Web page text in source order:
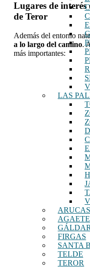
LAS
ARUCAS
AGAETE
GÁLDAR
FIRGAS
SANTA
TELDE
TEROR
Lugares de
de Teror
Además del entorno
a lo largo del camino.
más importantes: